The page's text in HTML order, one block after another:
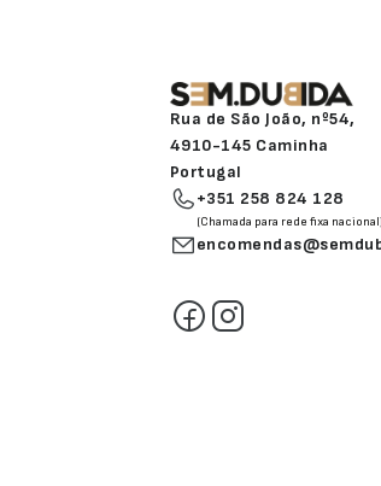
Rua de São João, nº54,
4910-145 Caminha
Portugal
+351 258 824 128
(Chamada para rede fixa nacional)